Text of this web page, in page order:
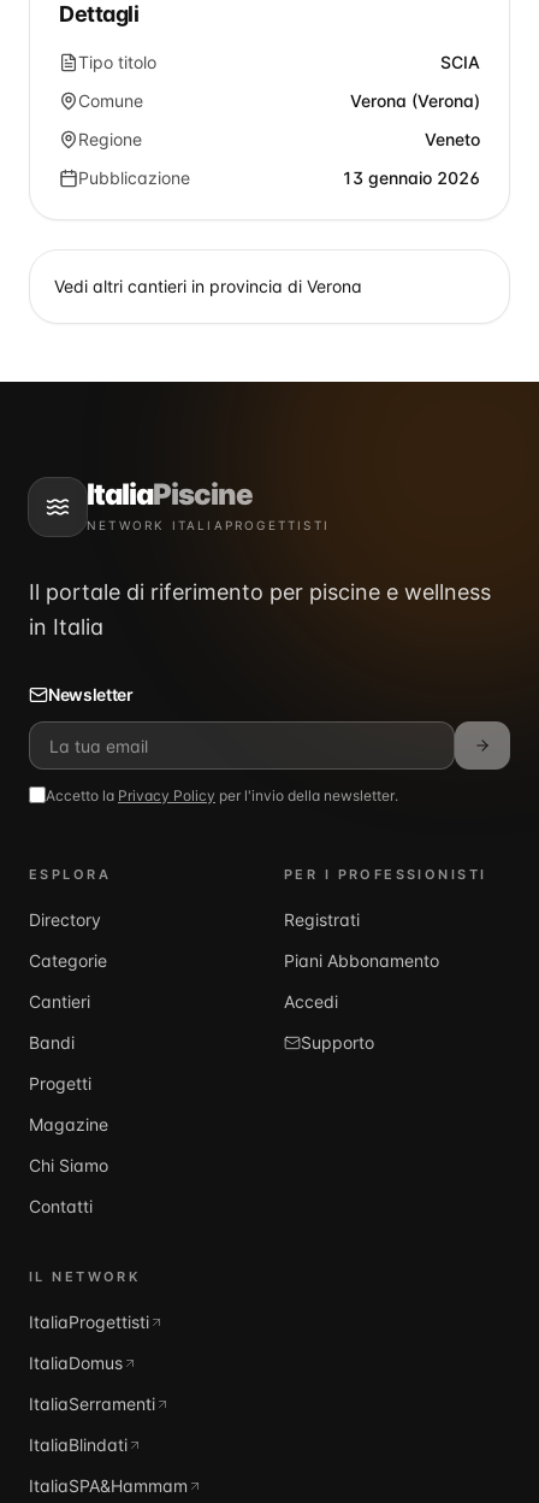
Dettagli
Tipo titolo
SCIA
Comune
Verona (Verona)
Regione
Veneto
Pubblicazione
13 gennaio 2026
Vedi altri cantieri in provincia di Verona
ItaliaPiscine
NETWORK ITALIAPROGETTISTI
Il portale di riferimento per piscine e wellness
in Italia
Newsletter
Accetto la Privacy Policy per l'invio della newsletter.
ESPLORA
Directory
Categorie
Cantieri
Bandi
Progetti
Magazine
Chi Siamo
Contatti
PER I PROFESSIONISTI
Registrati
Piani Abbonamento
Accedi
Supporto
IL NETWORK
ItaliaProgettisti
ItaliaDomus
ItaliaSerramenti
ItaliaBlindati
ItaliaSPA&Hammam